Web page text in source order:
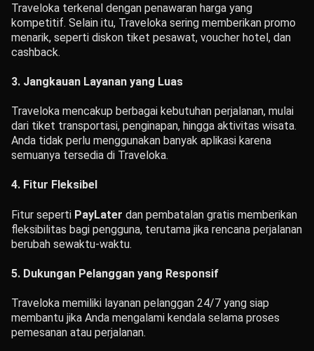
Traveloka terkenal dengan penawaran harga yang
kompetitif. Selain itu, Traveloka sering memberikan promo
menarik, seperti diskon tiket pesawat, voucher hotel, dan
cashback.
3. Jangkauan Layanan yang Luas
Traveloka mencakup berbagai kebutuhan perjalanan, mulai
dari tiket transportasi, penginapan, hingga aktivitas wisata.
Anda tidak perlu menggunakan banyak aplikasi karena
semuanya tersedia di Traveloka.
4. Fitur Fleksibel
Fitur seperti PayLater dan pembatalan gratis memberikan
fleksibilitas bagi pengguna, terutama jika rencana perjalanan
berubah sewaktu-waktu.
5. Dukungan Pelanggan yang Responsif
Traveloka memiliki layanan pelanggan 24/7 yang siap
membantu jika Anda mengalami kendala selama proses
pemesanan atau perjalanan.